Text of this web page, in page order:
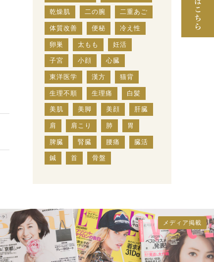
乾燥肌 二の腕 二重あご
体質改善 便秘 冷え性
卵巣 太もも 妊活
子宮 小顔 心臓
東洋医学 漢方 猫背
生理不順 生理痛 白髪
美肌 美脚 美顔 肝臓
肩 肩こり 肺 胃
脾臓 腎臓 腰痛 臓活
鍼 首 骨盤
メディア掲載